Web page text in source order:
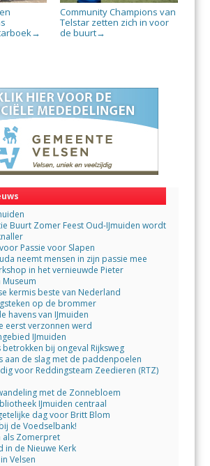
→
Community Champions van
Telstar zetten zich in voor
de buurt→
Buurt Zomer Feest Oud-IJmuiden wordt
Passie voor Slapen
neemt mensen in zijn passie mee
in het vernieuwde Pieter
kermis beste van Nederland
op de brommer
havens van IJmuiden
eerst verzonnen werd
IJmuiden
betrokken bij ongeval Rijksweg
aan de slag met de paddenpoelen
voor Reddingsteam Zeedieren (RTZ)
met de Zonnebloem
IJmuiden centraal
dag voor Britt Blom
de Voedselbank!
als Zomerpret
in de Nieuwe Kerk
Velsen